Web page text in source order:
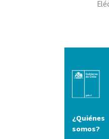
¿Quiénes
somos?